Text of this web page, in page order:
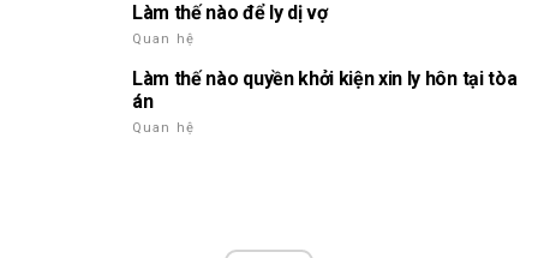
Làm thế nào để ly dị vợ
Quan hệ
Làm thế nào quyền khởi kiện xin ly hôn tại tòa
án
Quan hệ